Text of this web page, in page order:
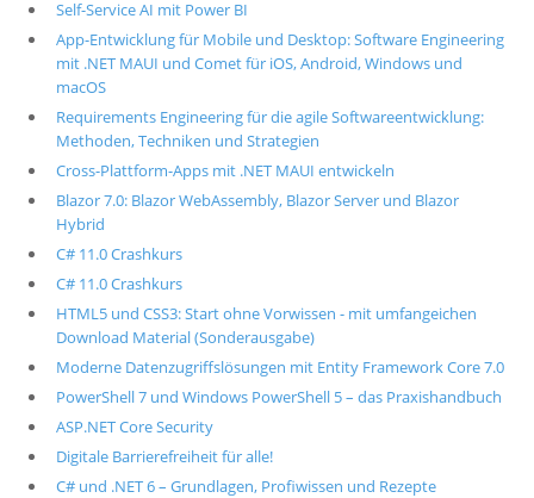
Self-Service AI mit Power BI
App-Entwicklung für Mobile und Desktop: Software Engineering
mit .NET MAUI und Comet für iOS, Android, Windows und
macOS
Requirements Engineering für die agile Softwareentwicklung:
Methoden, Techniken und Strategien
Cross-Plattform-Apps mit .NET MAUI entwickeln
Blazor 7.0: Blazor WebAssembly, Blazor Server und Blazor
Hybrid
C# 11.0 Crashkurs
C# 11.0 Crashkurs
HTML5 und CSS3: Start ohne Vorwissen - mit umfangeichen
Download Material (Sonderausgabe)
Moderne Datenzugriffslösungen mit Entity Framework Core 7.0
PowerShell 7 und Windows PowerShell 5 – das Praxishandbuch
ASP.NET Core Security
Digitale Barrierefreiheit für alle!
C# und .NET 6 – Grundlagen, Profiwissen und Rezepte